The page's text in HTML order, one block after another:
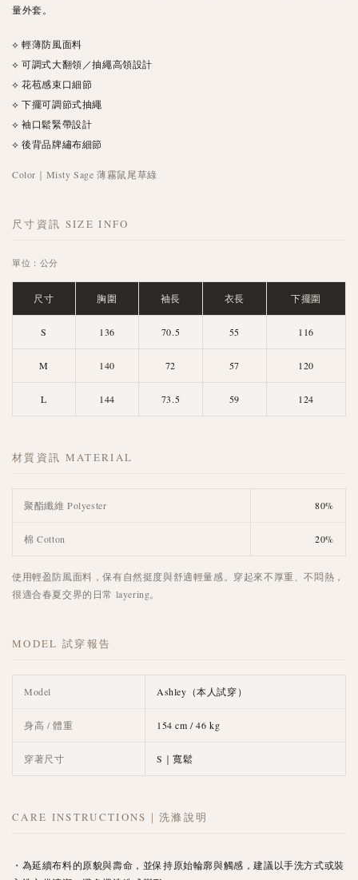
量外套。
⟡ 輕薄防風面料
⟡ 可調式大翻領／抽繩高領設計
⟡ 花苞感束口細節
⟡ 下擺可調節式抽繩
⟡ 袖口鬆緊帶設計
⟡ 後背品牌繡布細節
Color｜Misty Sage 薄霧鼠尾草綠
尺寸資訊 SIZE INFO
單位：公分
尺寸 胸圍 袖長 衣長 下擺圍
S 136 70.5 55 116
M 140 72 57 120
L 144 73.5 59 124
材質資訊 MATERIAL
聚酯纖維 Polyester 80%
棉 Cotton 20%
使用輕盈防風面料，保有自然挺度與舒適輕量感。穿起來不厚重、不悶熱，
很適合春夏交界的日常 layering。
MODEL 試穿報告
Model Ashley（本人試穿）
身高 / 體重 154 cm / 46 kg
穿著尺寸 S｜寬鬆
CARE INSTRUCTIONS｜洗滌說明
・為延續布料的原貌與壽命，並保持原始輪廓與觸感，建議以手洗方式或裝